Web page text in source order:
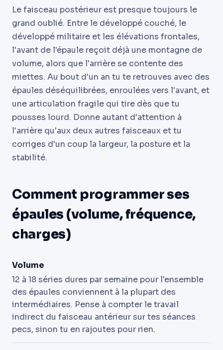
Le faisceau postérieur est presque toujours le
grand oublié. Entre le développé couché, le
développé militaire et les élévations frontales,
l'avant de l'épaule reçoit déjà une montagne de
volume, alors que l'arrière se contente des
miettes. Au bout d'un an tu te retrouves avec des
épaules déséquilibrées, enroulées vers l'avant, et
une articulation fragile qui tire dès que tu
pousses lourd. Donne autant d'attention à
l'arrière qu'aux deux autres faisceaux et tu
corriges d'un coup la largeur, la posture et la
stabilité.
Comment programmer ses
épaules (volume, fréquence,
charges)
Volume
12 à 18 séries dures par semaine pour l'ensemble
des épaules conviennent à la plupart des
intermédiaires. Pense à compter le travail
indirect du faisceau antérieur sur tes séances
pecs, sinon tu en rajoutes pour rien.